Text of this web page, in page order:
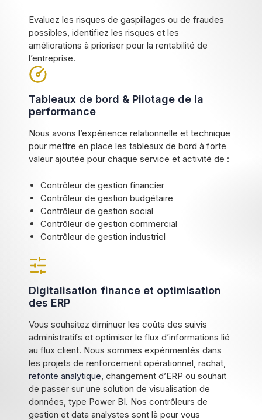
Evaluez les risques de gaspillages ou de fraudes
possibles, identifiez les risques et les
améliorations à prioriser pour la rentabilité de
l’entreprise.
Tableaux de bord & Pilotage de la
performance
Nous avons l’expérience relationnelle et technique
pour mettre en place les tableaux de bord à forte
valeur ajoutée pour chaque service et activité de :
Contrôleur de gestion financier
Contrôleur de gestion budgétaire
Contrôleur de gestion social
Contrôleur de gestion commercial
Contrôleur de gestion industriel
Digitalisation finance et optimisation
des ERP
Vous souhaitez diminuer les coûts des suivis
administratifs et optimiser le flux d’informations lié
au flux client. Nous sommes expérimentés dans
les projets de renforcement opérationnel, rachat,
refonte analytique, changement d’ERP ou souhait
de passer sur une solution de visualisation de
données, type Power BI. Nos contrôleurs de
gestion et data analystes sont là pour vous